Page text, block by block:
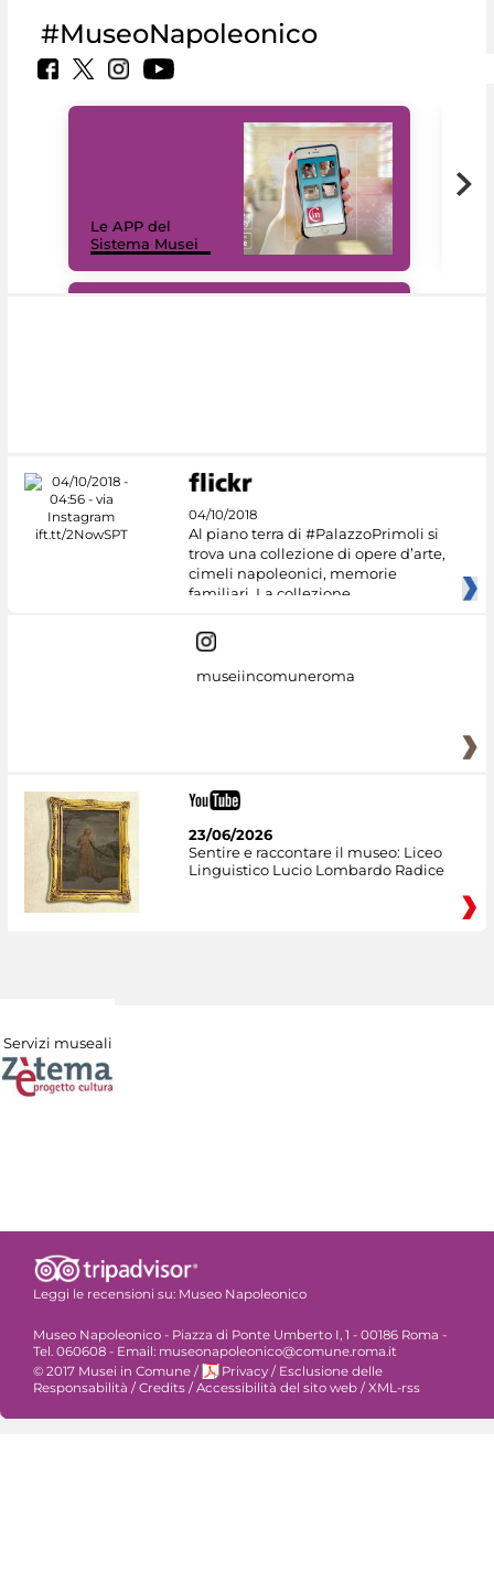
#MuseoNapoleonico
Le APP del
Sistema Musei
04/10/2018
Al piano terra di #PalazzoPrimoli si
trova una collezione di opere d’arte,
cimeli napoleonici, memorie
familiari. La collezione
museiincomuneroma
23/06/2026
Sentire e raccontare il museo: Liceo
Linguistico Lucio Lombardo Radice
Servizi museali
Leggi le recensioni su: Museo Napoleonico
Museo Napoleonico - Piazza di Ponte Umberto I, 1 - 00186 Roma -
Tel. 060608 - Email: museonapoleonico@comune.roma.it
© 2017 Musei in Comune / Privacy / Esclusione delle
Responsabilità / Credits / Accessibilità del sito web / XML-rss